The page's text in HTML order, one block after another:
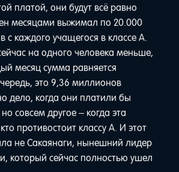
платой, они будут всё равно
месяцами выжимал по 20.000
с каждого учащегося в классе A.
на одного человека меньше,
месяц сумма равняется
это 9,36 миллионов
дело, когда они платили бы
совсем другое – когда эта
противостоит классу A. И этот
не Сакаянаги, нынешний лидер
который сейчас полностью ушел